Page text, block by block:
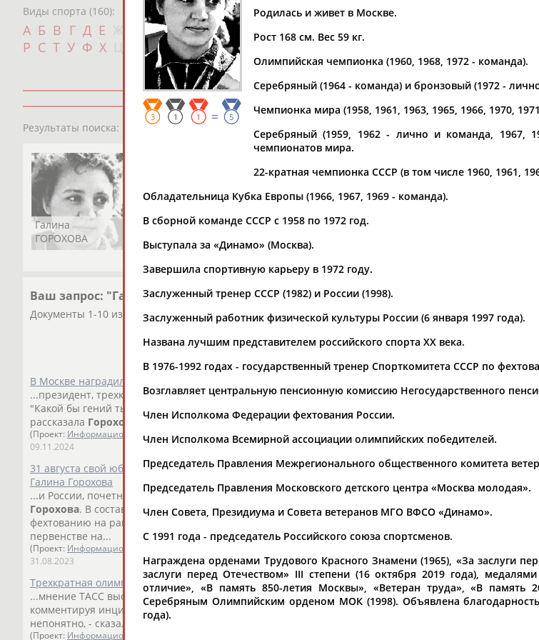
Виды спорта (160):
А Б В Г Д Е И К Л М Н О
П
Р С Т У Ф Х Ш Щ Э Ю Я
с
чч мм
Результаты поиска: персона
Галина
ГОРОХОВА
Ваш запрос: "Галина ГОРОХОВА"
Документы 1-10 из 34 найденных уникальных документов
1
В Москве наградили олимпийцев прошлых лет
...президент, трехкратная олимпийская чемпионка по фехтованиюГалина Горохова.
"Какой бы гений ты ни был, на какой бы... ...хотя у нас вообще денег тогда не было", -
рассказала Горохова . Лауреатами наград стали шестикратная олимпийская...
(Проект: Информационное агентство СТАДИОН )
09.11.2024
31 августа свой юбилей празднует трехкратная олимпийская чемпионка по фехтованию
Галина Горохова
...и России, почетный президент Российского союза спортсменовГалинаЕвгеньевна
Горохова. В составе женской сборной СССР... ...составе женской сборной СССР по
фехтованию на рапире
Горохова
завоевала золотые медали в командном
первенстве на...
(Проект: Информационное агентство СТАДИОН
31.08.2023
Трехкратная олимпийская чемпионка Галина Горохова: России нужно выходить из МОК
...мнение ТАСС высказала трехкратная олимпийская чемпионкаГалина Горохова,
комментируя инцидент между украинкой Ольгой... ...МОК влезает в дела федерации, мне
непонятно, - сказала
Горохова
(Проект: Информационное агентство СТАДИОН
05.10.2022
2
...для нее
и
Леднев,...
(Проект:
3 1 1 = 5
Родилась и живет в Москве.
Рост 168 см. Вес 59 кг.
Олимпийская чемпионка (1960, 1968, 1972 - команда).
Серебряный (1964 - команда) и бронзовый (1972 -
Чемпионка мира (1958, 1961, 1963, 1965, 1966, 1970,
Серебряный (1959, 1962 - лично и команда, 1967,
чемпионатов мира.
22-кратная чемпионка СССР (в том числе 1960, 1961,
Обладательница Кубка Европы (1966, 1967, 1969 - команда).
В сборной команде СССР с 1958 по 1972 год.
Выступала за «Динамо» (Москва).
Завершила спортивную карьеру в 1972 году.
Заслуженный тренер СССР (1982) и России (1998).
Заслуженный работник физической культуры России (6 января 1997 года).
Названа лучшим представителем российского спорта ХХ века.
В 1976-1992 годах - государственный тренер Спорткомитета СССР по
Возглавляет центральную пенсионную комиссию Негосударственного
Член Исполкома Федерации фехтования России.
Член Исполкома Всемирной ассоциации олимпийских победителей.
Председатель Правления Межрегионального общественного комитета
Председатель Правления Московского детского центра «Москва молодая».
Член Совета, Президиума и Совета ветеранов МГО ВФСО «Динамо».
С 1991 года - председатель Российского союза спортсменов.
Награждена орденами Трудового Красного Знамени (1965), «За заслуги
заслуги перед Отечеством» III степени (16 октября 2019 года),
отличие», «В память 850-летия Москвы», «Ветеран труда», «В память
Серебряным Олимпийским орденом МОК (1998). Объявлена
года).